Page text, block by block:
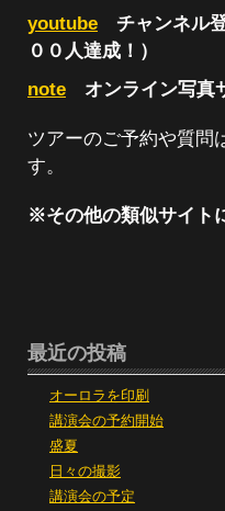
youtube チャンネル
００人達成！）
note オンライン写真
ツアーのご予約や質問
す。
※その他の類似サイト
最近の投稿
オーロラを印刷
講演会の予約開始
盛夏
日々の撮影
講演会の予定